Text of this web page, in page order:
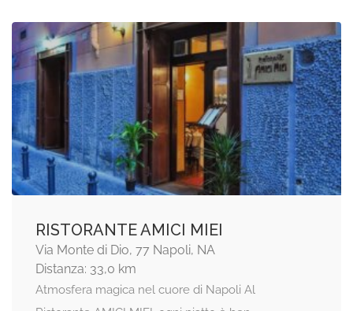
RISTORANTE AMICI MIEI
Via Monte di Dio, 77 Napoli, NA
Distanza: 33,0 km
Atmosfera magica nel cuore di Napoli Al